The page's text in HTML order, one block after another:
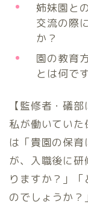
姉妹園と
交流の際
か？
園の教育
とは何で
【監修者・礒
私が働いてい
は「貴園の保
が、入職後に
りますか？」
のでしょうか